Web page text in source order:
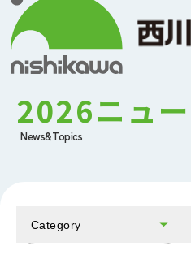
2026ニュ
News&Topics
Category